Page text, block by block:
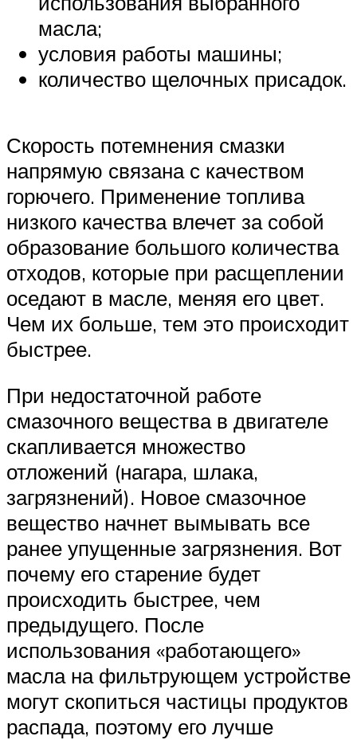
Меню
масла;
условия работы машины;
количество щелочных присадок.
Скорость потемнения смазки
напрямую связана с качеством
горючего. Применение топлива
низкого качества влечет за собой
образование большого количества
отходов, которые при расщеплении
оседают в масле, меняя его цвет.
Чем их больше, тем это происходит
быстрее.
При недостаточной работе
смазочного вещества в двигателе
скапливается множество
отложений (нагара, шлака,
загрязнений). Новое смазочное
вещество начнет вымывать все
ранее упущенные загрязнения. Вот
почему его старение будет
происходить быстрее, чем
предыдущего. После
использования «работающего»
масла на фильтрующем устройстве
могут скопиться частицы продуктов
распада, поэтому его лучше